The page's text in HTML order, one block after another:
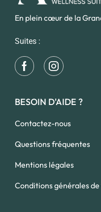
En plein cœur de la
Suites :
BESOIN D'AIDE ?
Contactez-nous
Questions fréquentes
Mentions légales
Conditions générales